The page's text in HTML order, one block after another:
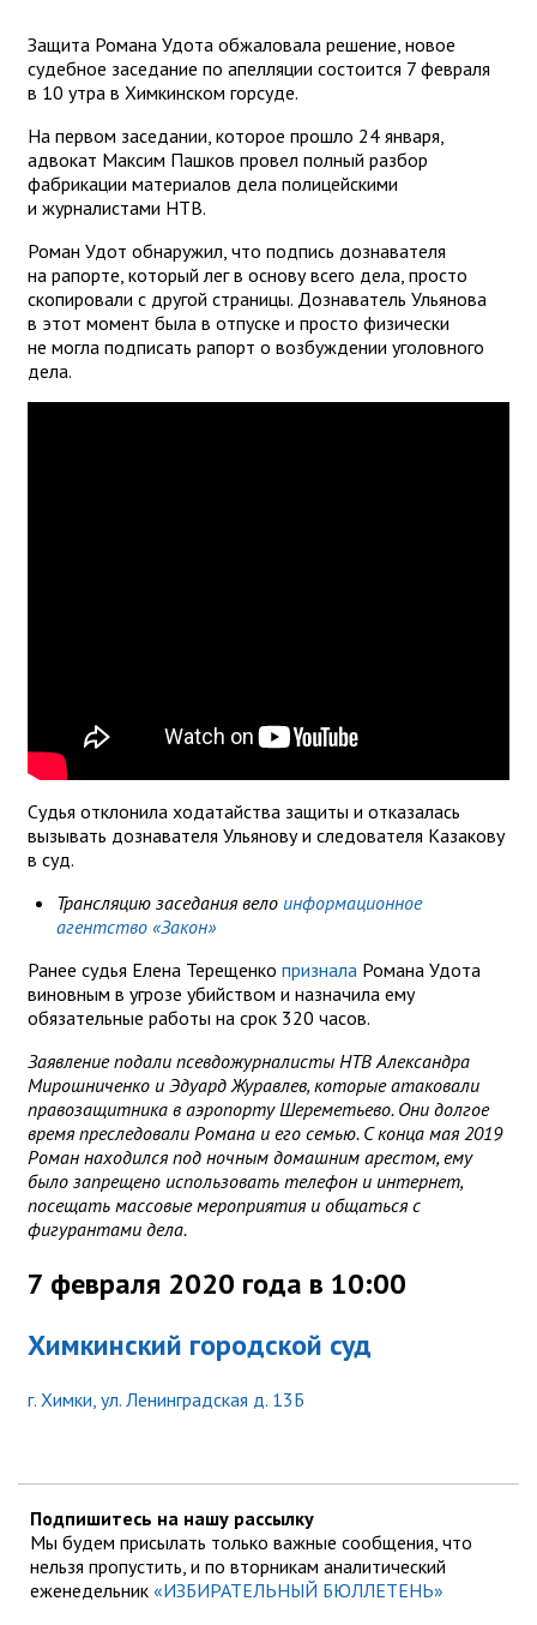
Защита Романа Удота обжаловала решение, новое
судебное заседание по апелляции состоится 7 февраля
в 10 утра в Химкинском горсуде.
На первом заседании, которое прошло 24 января,
адвокат Максим Пашков провел полный разбор
фабрикации материалов дела полицейскими
и журналистами НТВ.
Роман Удот обнаружил, что подпись дознавателя
на рапорте, который лег в основу всего дела, просто
скопировали с другой страницы. Дознаватель Ульянова
в этот момент была в отпуске и просто физически
не могла подписать рапорт о возбуждении уголовного
дела.
Судья отклонила ходатайства защиты и отказалась
вызывать дознавателя Ульянову и следователя Казакову
в суд.
Трансляцию заседания вело информационное
агентство «Закон»
Ранее судья Елена Терещенко признала Романа Удота
виновным в угрозе убийством и назначила ему
обязательные работы на срок 320 часов.
Заявление подали псевдожурналисты НТВ Александра
Мирошниченко и Эдуард Журавлев, которые атаковали
правозащитника в аэропорту Шереметьево. Они долгое
время преследовали Романа и его семью. C конца мая 2019
Роман находился под ночным домашним арестом, ему
было запрещено использовать телефон и интернет,
посещать массовые мероприятия и общаться с
фигурантами дела.
7 февраля 2020 года в 10:00
Химкинский городской суд
г. Химки, ул. Ленинградская д. 13Б
Подпишитесь на нашу рассылку
Мы будем присылать только важные сообщения, что
нельзя пропустить, и по вторникам аналитический
еженедельник «ИЗБИРАТЕЛЬНЫЙ БЮЛЛЕТЕНЬ»